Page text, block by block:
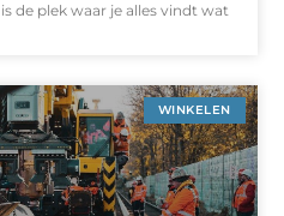
de plek waar je alles vindt wat
WINKELEN